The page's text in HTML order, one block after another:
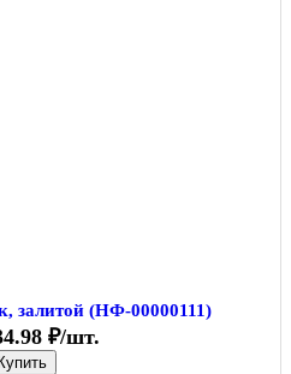
залитой (НФ-00000111)
₽/шт.
Купить